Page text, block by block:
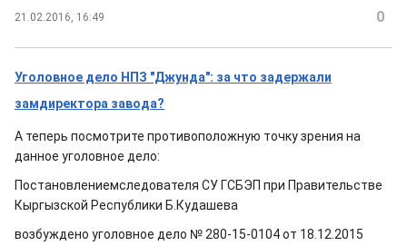
21.02.2016, 16:49 0
Уголовное дело НПЗ "Джунда": за что задержали
замдиректора завода?
А теперь посмотрите противоположную точку зрения на
данное уголовное дело:
Постановлениемследователя СУ ГСБЭП при Правительстве
Кыргызской Республики Б.Кудашева
возбуждено уголовное дело № 280-15-0104 от 18.12.2015